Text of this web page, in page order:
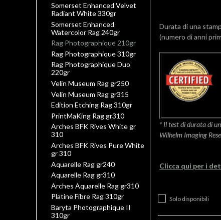
Durata di una
(numero di anni
* Il test di durata di
Wilhelm Imaging
Clicca qui per i
Solo disponibili
Somerset Enhanced Velvet
Radiant White 330gr
Somerset Enhanced
Watercolor Rag 240gr
Rag Photographique 210gr
Rag Photographique 310gr
Rag Photographique Duo
220gr
Velin Museum Rag gr250
Velin Museum Rag gr315
Edition Etching Rag 310gr
PrintMaKing Rag gr310
Arches BFK Rives White gr
310
Arches BFK Rives Pure White
gr 310
Aquarelle Rag gr240
Aquarelle Rag gr310
Arches Aquarelle Rag gr310
Platine Fibre Rag 310gr
Baryta Photographique II
310gr